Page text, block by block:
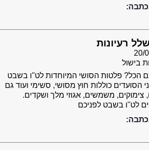
רעיונות
20/
בישול
הכל? פלטות הסושי המיוחדות לט''ו בשבט
הסועדים כוללות חוץ מסושי, סשימי ועוד גם
צימוקים, משמשים, אגוזי מלך ושקדים.
לט''ו בשבט לפניכם